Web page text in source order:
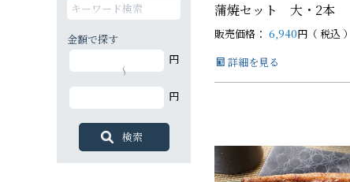
白蒲セット
大（120g以上）
その他商品
特大（140g以上）
大（120g以上）
小（90g以上）
白蒲セット
大（120g以上）
金額で探す
円
～
円
蒲焼セット 大・2本
販売価格： 6,940
税込
詳細を見る